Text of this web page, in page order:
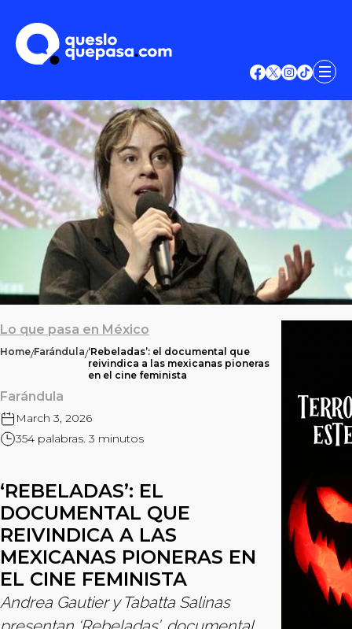
Lo que pasa en México
Home/Farándula/‘Rebeladas’: el documental que
reivindica a las mexicanas pioneras
en el cine feminista
Farándula
March 3, 2026
354 palabras. 3 minutos
‘REBELADAS’: EL
DOCUMENTAL QUE
REIVINDICA A LAS
MEXICANAS PIONERAS EN
EL CINE FEMINISTA
Andrea Gautier y Tabatta Salinas